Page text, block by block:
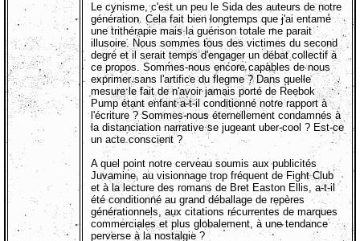
Le cynisme, c'est un peu le Sida des auteurs de notre
génération. Cela fait bien longtemps que j'ai entamé
une trithérapie mais la guérison totale me parait
illusoire. Nous sommes tous des victimes du second
degré et il serait temps d'engager un débat collectif à
ce propos. Sommes-nous encore capables de nous
exprimer sans l'artifice du flegme ? Dans quelle
mesure le fait de n'avoir jamais porté de Reebok
Pump étant enfant a-t-il conditionné notre rapport à
l'écriture ? Sommes-nous éternellement condamnés à
la distanciation narrative se jugeant uber-cool ? Est-ce
un acte conscient ?
A quel point notre cerveau soumis aux publicités
Juvamine, au visionnage trop fréquent de Fight Club
et à la lecture des romans de Bret Easton Ellis, a-t-il
été conditionné au grand déballage de repères
générationnels, aux citations récurrentes de marques
commerciales et plus globalement, à une tendance
perverse à la nostalgie ?